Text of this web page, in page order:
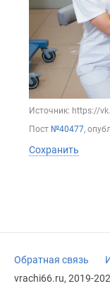
Источник: https://
Пост №40477,
Сохранить
Обратная связь
vrachi66.ru, 2019-